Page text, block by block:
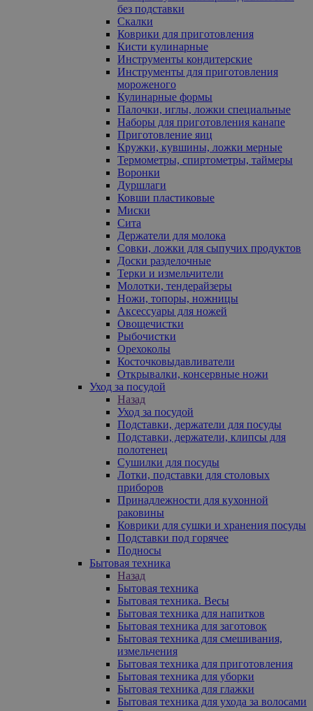
без подставки
Скалки
Коврики для приготовления
Кисти кулинарные
Инструменты кондитерские
Инструменты для приготовления
мороженого
Кулинарные формы
Палочки, иглы, ложки специальные
Наборы для приготовления канапе
Приготовление яиц
Кружки, кувшины, ложки мерные
Термометры, спиртометры, таймеры
Воронки
Дуршлаги
Ковши пластиковые
Миски
Сита
Держатели для молока
Совки, ложки для сыпучих продуктов
Доски разделочные
Терки и измельчители
Молотки, тендерайзеры
Ножи, топоры, ножницы
Аксессуары для ножей
Овощечистки
Рыбочистки
Орехоколы
Косточковыдавливатели
Открывалки, консервные ножи
Уход за посудой
Назад
Уход за посудой
Подставки, держатели для посуды
Подставки, держатели, клипсы для
полотенец
Сушилки для посуды
Лотки, подставки для столовых
приборов
Принадлежности для кухонной
раковины
Коврики для сушки и хранения посуды
Подставки под горячее
Подносы
Бытовая техника
Назад
Бытовая техника
Бытовая техника. Весы
Бытовая техника для напитков
Бытовая техника для заготовок
Бытовая техника для смешивания,
измельчения
Бытовая техника для приготовления
Бытовая техника для уборки
Бытовая техника для глажки
Бытовая техника для ухода за волосами